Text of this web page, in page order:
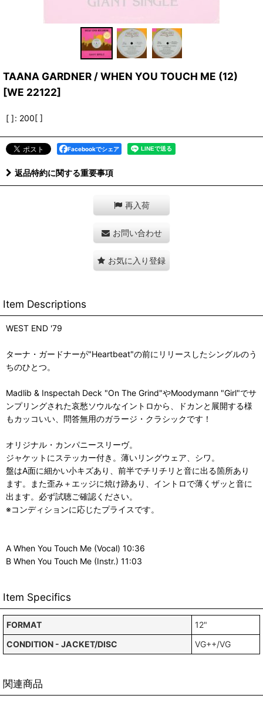
TAANA GARDNER / WHEN YOU TOUCH ME (12)
[WE 22122]
[ ]: 200[ ]
Facebookでシェア
返品特約に関する重要事項
再入荷
お問い合わせ
お気に入り登録
Item Descriptions
WEST END '79
ターナ・ガードナーが"Heartbeat"の前にリリースしたシングルのう
ちのひとつ。
Madlib & Inspectah Deck "On The Grind"やMoodymann "Girl"でサ
ンプリングされた哀愁ソウルなイントロから、ドカンと展開する様
もカッコいい、問答無用のガラージ・クラシックです！
オリジナル・カンパニースリーヴ。
ジャケットにステッカー付き。薄いリングウェア、シワ。
盤はA面に細かい小キズあり、前半でチリチリと音に出る箇所あり
ます。また歪み＋エッジに焼け跡あり、イントロで薄くザッと音に
出ます。必ず試聴ご確認ください。
※コンディションに応じたプライスです。
A When You Touch Me (Vocal) 10:36
B When You Touch Me (Instr.) 11:03
Item Specifics
FORMAT
12"
CONDITION - JACKET/DISC
VG++/VG
関連商品